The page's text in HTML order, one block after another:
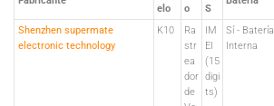
elo
o
S
Shenzhen supermate
electronic technology
K10
Ra
str
ea
dor
de
IM
EI
(15
digi
ts)
Sí - Batería
Interna